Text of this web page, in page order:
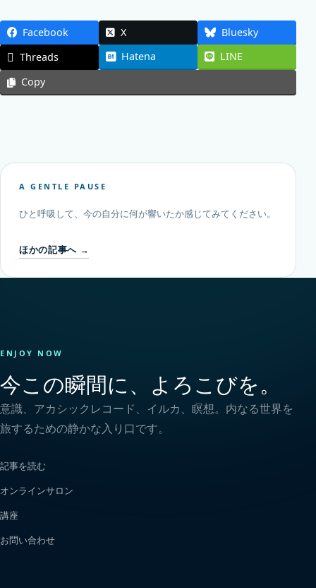
Facebook X
Bluesky
Threads
Hatena
LINE
Copy
A GENTLE PAUSE
ひと呼吸して、今の自分に何が響いたか感じてみてください。
ほかの記事へ →
ENJOY NOW
今この瞬間に、よろこびを。
意識、アカシックレコード、イルカ、瞑想。内なる世界を
旅するための静かな入り口です。
記事を読む
オンラインサロン
講座
お問い合わせ